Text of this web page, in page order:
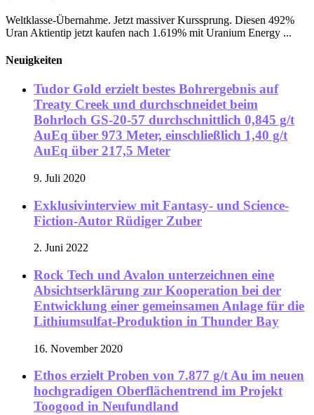
Weltklasse-Übernahme. Jetzt massiver Kurssprung. Diesen 492%
Uran Aktientip jetzt kaufen nach 1.619% mit Uranium Energy ...
Neuigkeiten
Tudor Gold erzielt bestes Bohrergebnis auf
Treaty Creek und durchschneidet beim
Bohrloch GS-20-57 durchschnittlich 0,845 g/t
AuEq über 973 Meter, einschließlich 1,40 g/t
AuEq über 217,5 Meter
9. Juli 2020
Exklusivinterview mit Fantasy- und Science-
Fiction-Autor Rüdiger Zuber
2. Juni 2022
Rock Tech und Avalon unterzeichnen eine
Absichtserklärung zur Kooperation bei der
Entwicklung einer gemeinsamen Anlage für die
Lithiumsulfat-Produktion in Thunder Bay
16. November 2020
Ethos erzielt Proben von 7.877 g/t Au im neuen
hochgradigen Oberflächentrend im Projekt
Toogood in Neufundland